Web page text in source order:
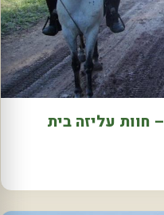
חוות עליזה בית